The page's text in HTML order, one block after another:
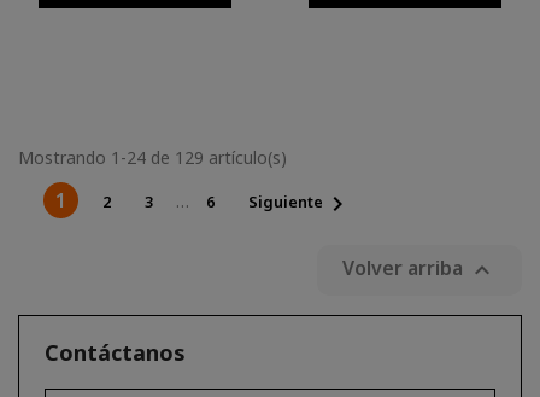
Contáctanos
Mostrando 1-24 de 129 artículo(s)
1 2 3 … 6 Siguiente 
Volver arriba 